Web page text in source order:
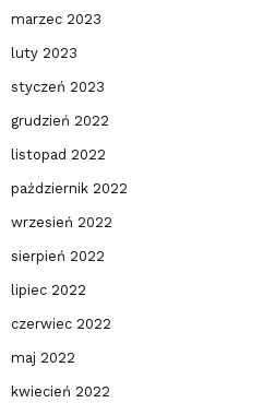
marzec 2023
luty 2023
styczeń 2023
grudzień 2022
listopad 2022
październik 2022
wrzesień 2022
sierpień 2022
lipiec 2022
czerwiec 2022
maj 2022
kwiecień 2022